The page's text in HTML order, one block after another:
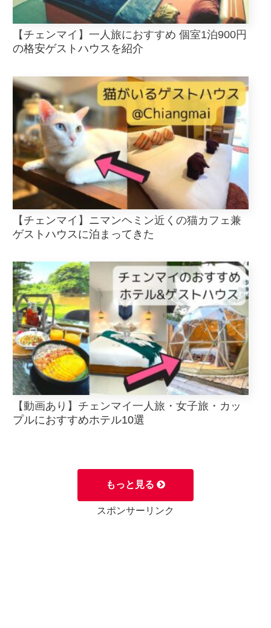
【チェンマイ】一人旅におすすめ 個室1泊900円
の格安ゲストハウスを紹介
【チェンマイ】ニマンヘミン近くの猫カフェ兼
ゲストハウスに泊まってきた
【動画あり】チェンマイ一人旅・女子旅・カッ
プルにおすすめホテル10選
もっと見る
スポンサーリンク